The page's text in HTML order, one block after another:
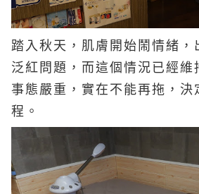
踏入秋天，肌膚開始鬧情緒，
泛紅問題，而這個情況已經維
事態嚴重，實在不能再拖，決
程。